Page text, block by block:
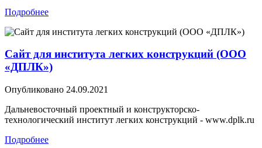
Подробнее
Сайт для института легких конструкций (ООО
«ДПЛК»)
Опубликовано 24.09.2021
Дальневосточный проектный и конструкторско-
технологический институт легких конструкций - www.dplk.ru
Подробнее